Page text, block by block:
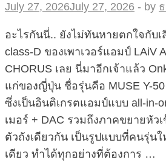
July 27, 2026July 27, 2026 - by
อะไรกันนี่.. ยังไม่ทันหายตกใจกับ
class-D ของเพาเวอร์แอมป์ LAiV
CHORUS เลย นี่มาอีกเจ้าแล้ว
แก่ของญี่ปุ่น ชื่อรุ่นคือ MUSE Y-50
ซึ่งเป็นอินติเกรตแอมป์แบบ all-in-
เมอร์ + DAC รวมถึงภาคขยายหัว
ตัวถังเดียวกัน เป็นรูปแบบที่คนรุ่น
เดียว ทำได้ทุกอย่างที่ต้องการ …